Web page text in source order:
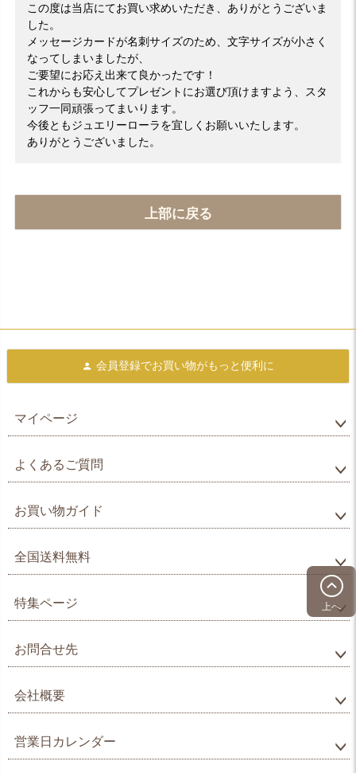
この度は当店にてお買い求めいただき、ありがとうございま
した。
メッセージカードが名刺サイズのため、文字サイズが小さく
なってしまいましたが、
ご要望にお応え出来て良かったです！
これからも安心してプレゼントにお選び頂けますよう、スタ
ッフ一同頑張ってまいります。
今後ともジュエリーローラを宜しくお願いいたします。
ありがとうございました。
上部に戻る
上へ
会員登録でお買い物がもっと便利に
マイページ
よくあるご質問
お買い物ガイド
全国送料無料
特集ページ
お問合せ先
会社概要
営業日カレンダー